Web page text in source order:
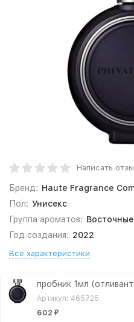
Написать
Бренд: Haute Fragrance
Пол: Унисекс
Группа ароматов:
Год создания: 2022
Все характеристики
пробник 1мл
Артикул: 465725
602 ₽